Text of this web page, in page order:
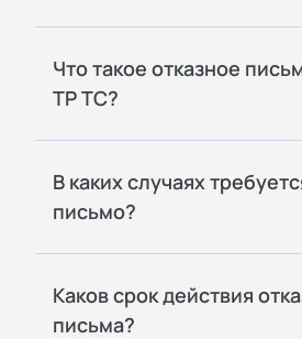
Что такое отказное
ТР ТС?
В каких случаях
письмо?
Каков срок действия
письма?